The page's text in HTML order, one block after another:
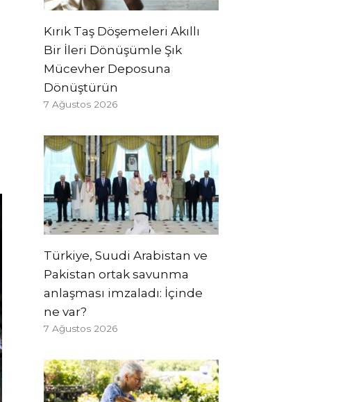
Kırık Taş Döşemeleri Akıllı
Bir İleri Dönüşümle Şık
Mücevher Deposuna
Dönüştürün
7 Ağustos 2026
Türkiye, Suudi Arabistan ve
Pakistan ortak savunma
anlaşması imzaladı: İçinde
ne var?
7 Ağustos 2026